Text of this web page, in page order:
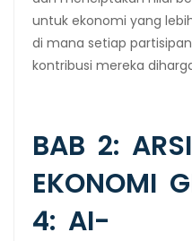
untuk ekonomi yang
di mana setiap
kontribusi mereka
BAB 2:
EKONOMI
4: AI-